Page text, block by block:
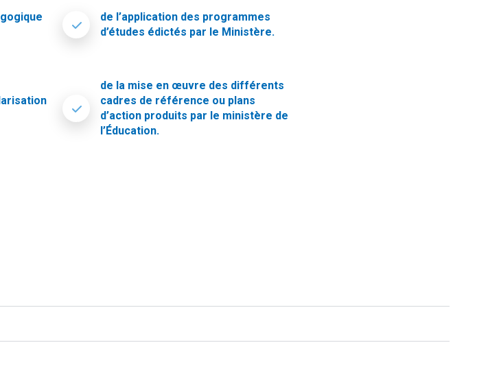
de l’application des programmes
d’études édictés par le Ministère.
de la mise en œuvre des différents
cadres de référence ou plans
d’action produits par le ministère de
l’Éducation.